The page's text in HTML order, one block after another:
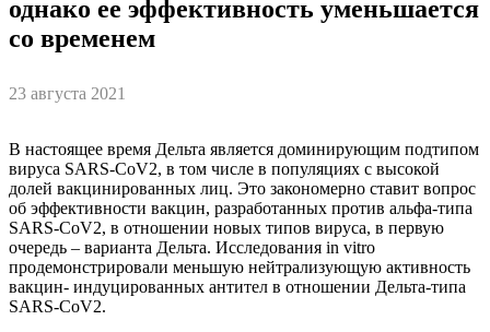
однако ее эффективность уменьшается
со временем
23 августа 2021
В настоящее время Дельта является доминирующим подтипом
вируса SARS-CoV2, в том числе в популяциях с высокой
долей вакцинированных лиц. Это закономерно ставит вопрос
об эффективности вакцин, разработанных против альфа-типа
SARS-CoV2, в отношении новых типов вируса, в первую
очередь – варианта Дельта. Исследования in vitro
продемонстрировали меньшую нейтрализующую активность
вакцин- индуцированных антител в отношении Дельта-типа
SARS-CoV2.